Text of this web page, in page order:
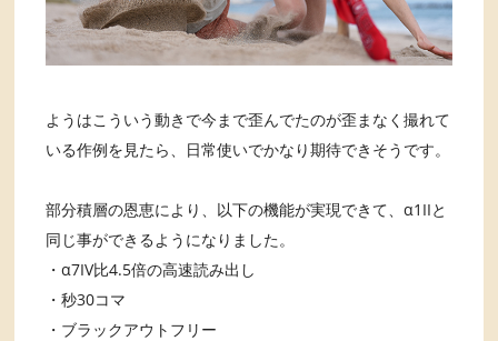
ようはこういう動きで今まで歪んでたのが歪まなく撮れて
いる作例を見たら、日常使いでかなり期待できそうです。
部分積層の恩恵により、以下の機能が実現できて、α1IIと
同じ事ができるようになりました。
・α7IV比4.5倍の高速読み出し
・秒30コマ
・ブラックアウトフリー